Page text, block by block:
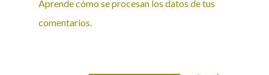
Aprende cómo se procesan los datos de tus
comentarios.